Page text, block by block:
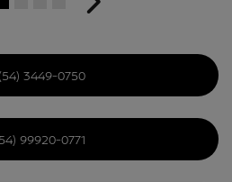
Próximo
(54) 3449-0750
99920-0771